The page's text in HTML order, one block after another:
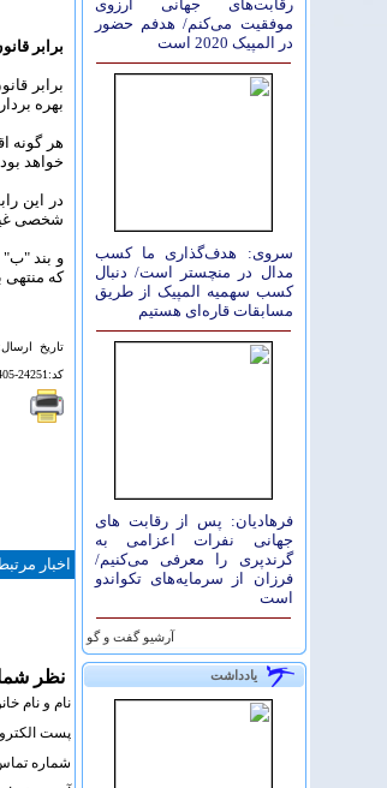
برابر
برابر
بهره
هر گونه
خواهد
شخصی
و بند
که منتهی
تاريخ ارسال:دوشنبه 2
کد:24251-1405
اخبار
نظر شما
نام و نام
پست
شماره
رقابت‌های جهانی آرزوی
موفقیت می‌کنم/ هدفم حضور
در المپیک 2020 است
سروی: هدف‌گذاری ما کسب
مدال در منچستر است/ دنبال
کسب سهمیه المپیک از طریق
مسابقات قاره‌ای هستیم
فرهادیان: پس از رقابت های
جهانی نفرات اعزامی به
گرندپری را معرفی می‌کنیم/
فرزان از سرمایه‌های تکواندو
است
آرشيو گفت و گو
یادداشت